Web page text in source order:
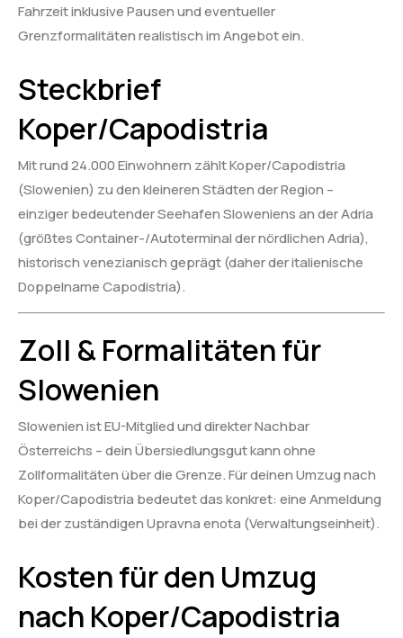
Fahrzeit inklusive Pausen und eventueller
Grenzformalitäten realistisch im Angebot ein.
Steckbrief
Koper/Capodistria
Mit rund 24.000 Einwohnern zählt Koper/Capodistria
(Slowenien) zu den kleineren Städten der Region –
einziger bedeutender Seehafen Sloweniens an der Adria
(größtes Container-/Autoterminal der nördlichen Adria),
historisch venezianisch geprägt (daher der italienische
Doppelname Capodistria).
Zoll & Formalitäten für
Slowenien
Slowenien ist EU-Mitglied und direkter Nachbar
Österreichs – dein Übersiedlungsgut kann ohne
Zollformalitäten über die Grenze. Für deinen Umzug nach
Koper/Capodistria bedeutet das konkret: eine Anmeldung
bei der zuständigen Upravna enota (Verwaltungseinheit).
Kosten für den Umzug
nach Koper/Capodistria